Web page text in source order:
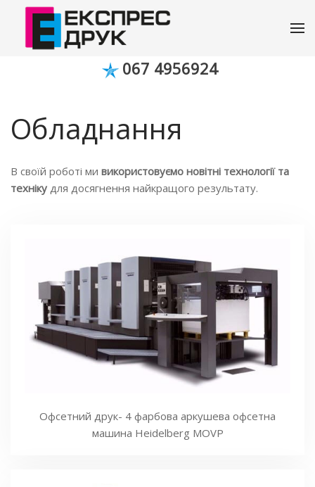
067 4956924
Обладнання
В своїй роботі ми використовуємо новітні технології та
техніку для досягнення найкращого результату.
Офсетний друк- 4 фарбова аркушева офсетна
машина Heidelberg MOVP